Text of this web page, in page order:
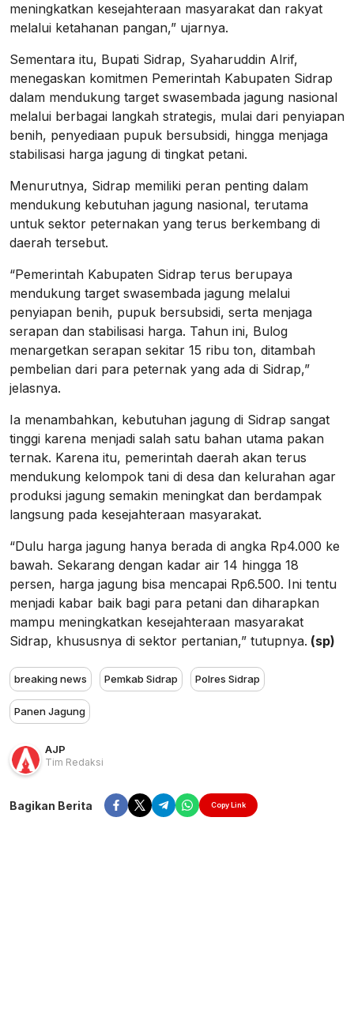
meningkatkan kesejahteraan masyarakat dan rakyat
melalui ketahanan pangan,” ujarnya.
Sementara itu, Bupati Sidrap, Syaharuddin Alrif,
menegaskan komitmen Pemerintah Kabupaten Sidrap
dalam mendukung target swasembada jagung nasional
melalui berbagai langkah strategis, mulai dari penyiapan
benih, penyediaan pupuk bersubsidi, hingga menjaga
stabilisasi harga jagung di tingkat petani.
Menurutnya, Sidrap memiliki peran penting dalam
mendukung kebutuhan jagung nasional, terutama
untuk sektor peternakan yang terus berkembang di
daerah tersebut.
“Pemerintah Kabupaten Sidrap terus berupaya
mendukung target swasembada jagung melalui
penyiapan benih, pupuk bersubsidi, serta menjaga
serapan dan stabilisasi harga. Tahun ini, Bulog
menargetkan serapan sekitar 15 ribu ton, ditambah
pembelian dari para peternak yang ada di Sidrap,”
jelasnya.
Ia menambahkan, kebutuhan jagung di Sidrap sangat
tinggi karena menjadi salah satu bahan utama pakan
ternak. Karena itu, pemerintah daerah akan terus
mendukung kelompok tani di desa dan kelurahan agar
produksi jagung semakin meningkat dan berdampak
langsung pada kesejahteraan masyarakat.
“Dulu harga jagung hanya berada di angka Rp4.000 ke
bawah. Sekarang dengan kadar air 14 hingga 18
persen, harga jagung bisa mencapai Rp6.500. Ini tentu
menjadi kabar baik bagi para petani dan diharapkan
mampu meningkatkan kesejahteraan masyarakat
Sidrap, khususnya di sektor pertanian,” tutupnya. (sp)
breaking news Pemkab Sidrap Polres Sidrap
Panen Jagung
AJP
Tim Redaksi
Bagikan Berita Copy Link